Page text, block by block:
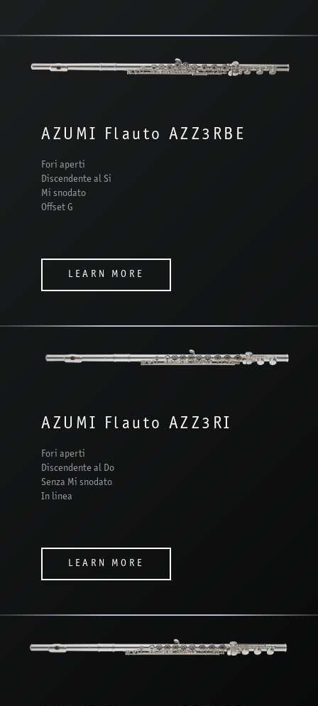
AZUMI Flauto AZZ3RBE
Fori aperti
Discendente al Si
Mi snodato
Offset G
LEARN MORE
AZUMI Flauto AZZ3RI
Fori aperti
Discendente al Do
Senza Mi snodato
In linea
LEARN MORE